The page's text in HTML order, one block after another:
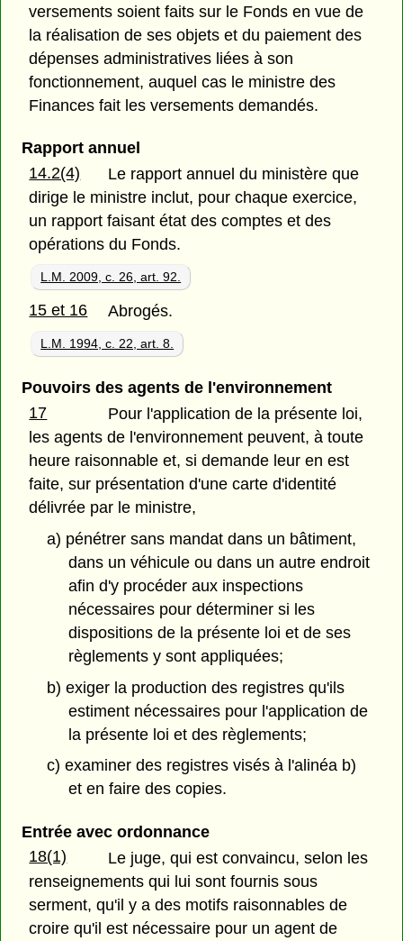
versements soient faits sur le Fonds en vue de
la réalisation de ses objets et du paiement des
dépenses administratives liées à son
fonctionnement, auquel cas le ministre des
Finances fait les versements demandés.
Rapport annuel
14.2(4)
Le rapport annuel du ministère que
dirige le ministre inclut, pour chaque exercice,
un rapport faisant état des comptes et des
opérations du Fonds.
L.M. 2009, c. 26, art. 92.
15 et 16 Abrogés.
L.M. 1994, c. 22, art. 8.
Pouvoirs des agents de l'environnement
17
Pour l'application de la présente loi,
les agents de l'environnement peuvent, à toute
heure raisonnable et, si demande leur en est
faite, sur présentation d'une carte d'identité
délivrée par le ministre,
a) pénétrer sans mandat dans un bâtiment,
dans un véhicule ou dans un autre endroit
afin d'y procéder aux inspections
nécessaires pour déterminer si les
dispositions de la présente loi et de ses
règlements y sont appliquées;
b) exiger la production des registres qu'ils
estiment nécessaires pour l'application de
la présente loi et des règlements;
c) examiner des registres visés à l'alinéa b)
et en faire des copies.
Entrée avec ordonnance
18(1)
Le juge, qui est convaincu, selon les
renseignements qui lui sont fournis sous
serment, qu'il y a des motifs raisonnables de
croire qu'il est nécessaire pour un agent de